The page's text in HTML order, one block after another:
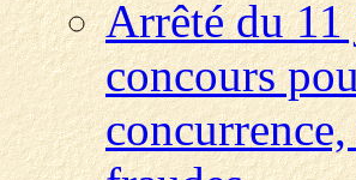
Arrêté du
concours